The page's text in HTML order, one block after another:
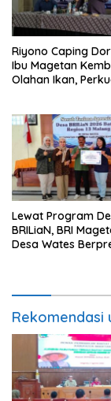
Riyono Caping
Ibu Magetan
Olahan Ikan,
Lewat Program
BRILiaN, BRI
Desa Wates
Rekomendasi